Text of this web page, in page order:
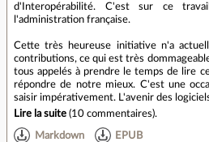
d'Interopérabilité. C'est sur ce
l'administration française.
Cette très heureuse initiative n'a
contributions, ce qui est très
tous appelés à prendre le temps de lire
répondre de notre mieux. C'est une
saisir impérativement. L'avenir des
Lire la suite (10 commentaires).
Markdown EPUB